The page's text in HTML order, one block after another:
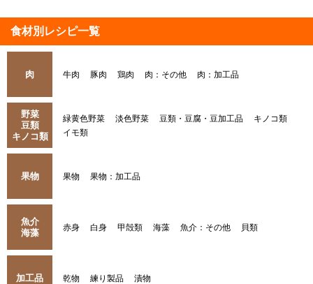
食材別レシピ一覧
肉 牛肉 豚肉 鶏肉 肉：その他 肉：加工品
野菜
豆類
キノコ類
緑黄色野菜 淡色野菜 豆類・豆腐・豆加工品
キノコ類
イモ類
果物 果物 果物：加工品
魚介
海藻
赤身 白身 甲殻類 海藻 魚介：その他 貝類
加工品 乾物 練り製品 漬物